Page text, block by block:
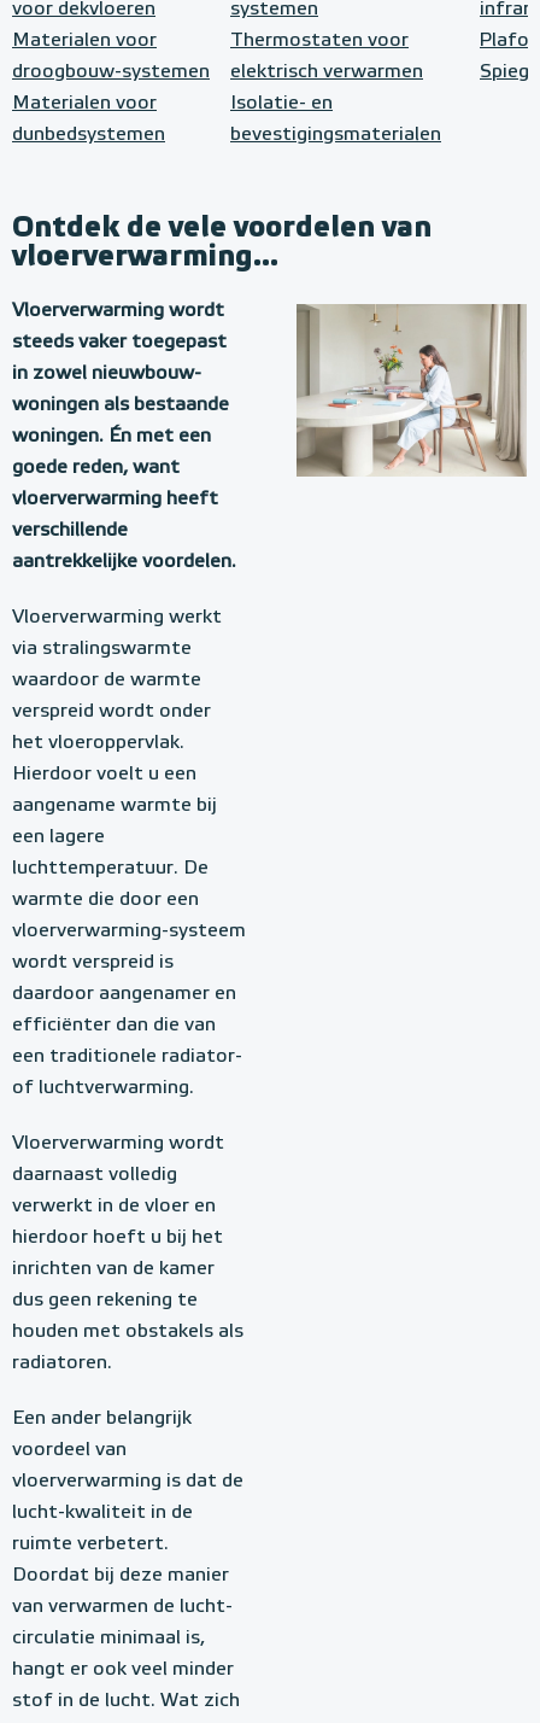
voor dekvloeren
Materialen voor
droogbouw-systemen
Materialen voor
dunbedsystemen
systemen
Thermostaten voor
elektrisch verwarmen
Isolatie- en
bevestigingsmaterialen
Ontdek de vele voordelen van
vloerverwarming...
Vloerverwarming wordt
steeds vaker toegepast
in zowel nieuwbouw-
woningen als bestaande
woningen. Én met een
goede reden, want
vloerverwarming heeft
verschillende
aantrekkelijke voordelen.
Vloerverwarming werkt
via stralingswarmte
waardoor de warmte
verspreid wordt onder
het vloeroppervlak.
Hierdoor voelt u een
aangename warmte bij
een lagere
luchttemperatuur. De
warmte die door een
vloerverwarming-systeem
wordt verspreid is
daardoor aangenamer en
efficiënter dan die van
een traditionele radiator-
of luchtverwarming.
Vloerverwarming wordt
daarnaast volledig
verwerkt in de vloer en
hierdoor hoeft u bij het
inrichten van de kamer
dus geen rekening te
houden met obstakels als
radiatoren.
Een ander belangrijk
voordeel van
vloerverwarming is dat de
lucht-kwaliteit in de
ruimte verbetert.
Doordat bij deze manier
van verwarmen de lucht-
circulatie minimaal is,
hangt er ook veel minder
stof in de lucht. Wat zich